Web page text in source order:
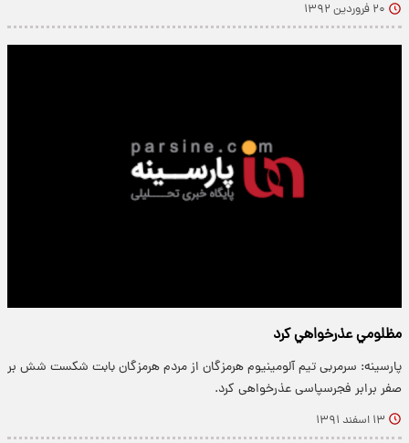
۲۰ فروردین ۱۳۹۲
مظلومي عذرخواهي كرد
پارسینه: سرمربی تیم آلومینیوم هرمزگان از مردم هرمزگان بابت شکست شش بر
صفر برابر فجرسپاسی عذرخواهی کرد.
۱۳ اسفند ۱۳۹۱